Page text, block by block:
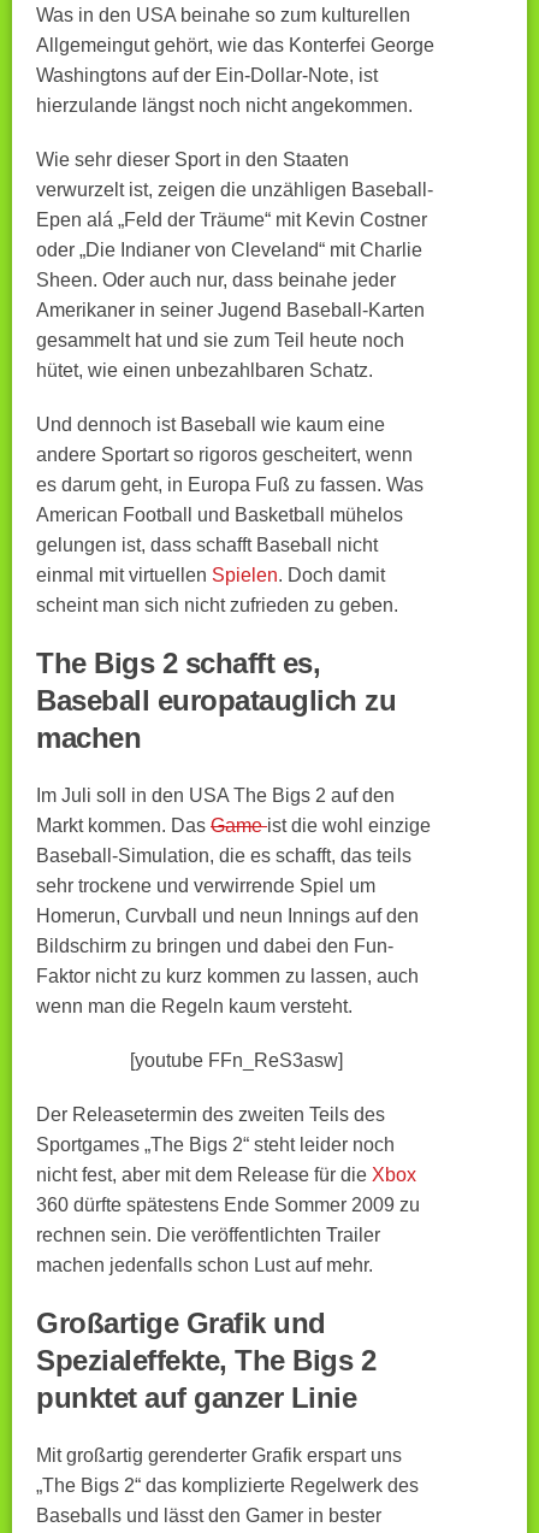
Was in den USA beinahe so zum kulturellen
Allgemeingut gehört, wie das Konterfei George
Washingtons auf der Ein-Dollar-Note, ist
hierzulande längst noch nicht angekommen.
Wie sehr dieser Sport in den Staaten
verwurzelt ist, zeigen die unzähligen Baseball-
Epen alá „Feld der Träume“ mit Kevin Costner
oder „Die Indianer von Cleveland“ mit Charlie
Sheen. Oder auch nur, dass beinahe jeder
Amerikaner in seiner Jugend Baseball-Karten
gesammelt hat und sie zum Teil heute noch
hütet, wie einen unbezahlbaren Schatz.
Und dennoch ist Baseball wie kaum eine
andere Sportart so rigoros gescheitert, wenn
es darum geht, in Europa Fuß zu fassen. Was
American Football und Basketball mühelos
gelungen ist, dass schafft Baseball nicht
einmal mit virtuellen Spielen. Doch damit
scheint man sich nicht zufrieden zu geben.
The Bigs 2 schafft es,
Baseball europatauglich zu
machen
Im Juli soll in den USA The Bigs 2 auf den
Markt kommen. Das Gameist die wohl einzige
Baseball-Simulation, die es schafft, das teils
sehr trockene und verwirrende Spiel um
Homerun, Curvball und neun Innings auf den
Bildschirm zu bringen und dabei den Fun-
Faktor nicht zu kurz kommen zu lassen, auch
wenn man die Regeln kaum versteht.
[youtube FFn_ReS3asw]
Der Releasetermin des zweiten Teils des
Sportgames „The Bigs 2“ steht leider noch
nicht fest, aber mit dem Release für die Xbox
360 dürfte spätestens Ende Sommer 2009 zu
rechnen sein. Die veröffentlichten Trailer
machen jedenfalls schon Lust auf mehr.
Großartige Grafik und
Spezialeffekte, The Bigs 2
punktet auf ganzer Linie
Mit großartig gerenderter Grafik erspart uns
„The Bigs 2“ das komplizierte Regelwerk des
Baseballs und lässt den Gamer in bester